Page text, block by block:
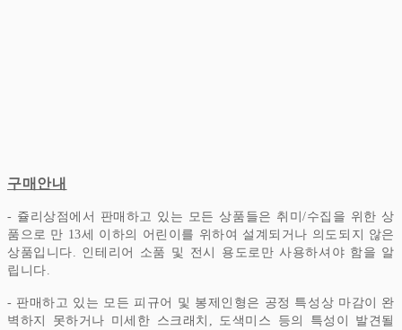
구매안내
- 쥴리상점에서 판매하고 있는 모든 상품들은 취미/수집을 위한 상
품으로 만 13세 이하의 어린이를 위하여 설계되거나 의도되지 않은
상품입니다. 인테리어 소품 및 전시 용도로만 사용하셔야 함을 알
립니다.
- 판매하고 있는 모든 피규어 및 봉제인형은 공정 특성상 마감이 완
벽하지 못하거나 미세한 스크래치, 도색미스 등의 특성이 발견될